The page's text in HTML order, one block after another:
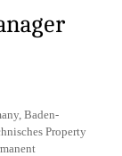
Baden-
Property